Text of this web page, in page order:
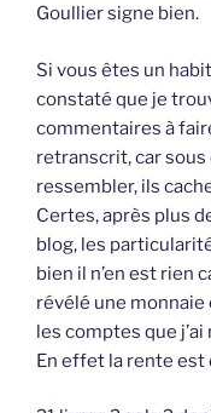
Goullier signe bien.
Si vous êtes un
constaté que je
commentaires à
retranscrit, car
ressembler, ils
Certes, après plus
blog, les
bien il n’en est rien
révélé une
les comptes que
En effet la rente est